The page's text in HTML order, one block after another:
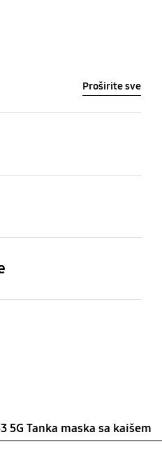
Proširite sve
Težina
5G Tanka maska sa kaišem